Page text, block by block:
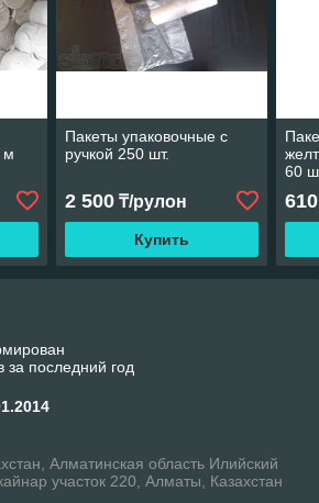
м
Пакеты упаковочные с
ручкой 250 шт.
2 500₸/рулон
Купить
60
610
за последний год
Алматинская область Илийский
участок 220, Алматы, Казахстан